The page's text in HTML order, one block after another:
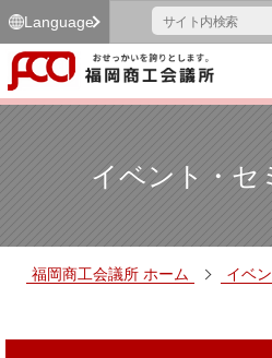
Language
イベント・セ
福岡商工会議所 ホーム イベ